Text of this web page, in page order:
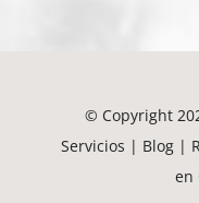
© Copyright
Servicios | Blog |
en